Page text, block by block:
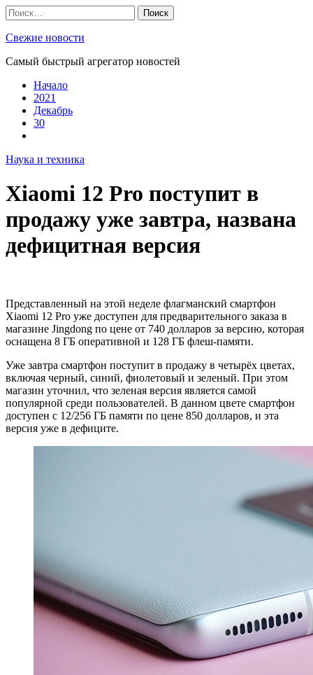
Skip
to
content
Найти:
Свежие новости
Самый быстрый агрегатор новостей
Начало
2021
Декабрь
30
Наука и техника
Xiaomi 12 Pro поступит в
продажу уже завтра, названа
дефицитная версия
Представленный на этой неделе флагманский смартфон
Xiaomi 12 Pro уже доступен для предварительного заказа в
магазине Jingdong по цене от 740 долларов за версию, которая
оснащена 8 ГБ оперативной и 128 ГБ флеш-памяти.
Уже завтра смартфон поступит в продажу в четырёх цветах,
включая черный, синий, фиолетовый и зеленый. При этом
магазин уточнил, что зеленая версия является самой
популярной среди пользователей. В данном цвете смартфон
доступен с 12/256 ГБ памяти по цене 850 долларов, и эта
версия уже в дефиците.